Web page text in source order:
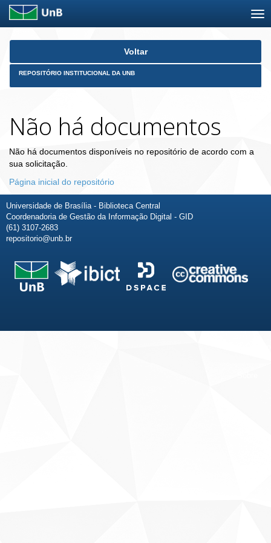
Skip
Voltar
REPOSITÓRIO INSTITUCIONAL DA UNB
Não há documentos
Não há documentos disponíveis no repositório de acordo com a
sua solicitação.
Página inicial do repositório
Universidade de Brasília - Biblioteca Central
Coordenadoria de Gestão da Informação Digital - GID
(61) 3107-2683
repositorio@unb.br